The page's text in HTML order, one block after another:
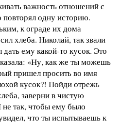
важность отношений с
одну историю.
к ограде их дома
хлеба. Николай, так звали
ему какой-то кусок. Это
«Ну, как же ты можешь
пришел просить во имя
кусок?! Пойди отрежь
заверни в чистую
так, чтобы ему было
что ты испытываешь к